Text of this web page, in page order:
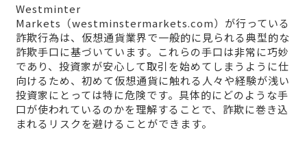
Westminter
Markets（westminstermarkets.com）が行っている
詐欺行為は、仮想通貨業界で一般的に見られる典型的な
詐欺手口に基づいています。これらの手口は非常に巧妙
であり、投資家が安心して取引を始めてしまうように仕
向けるため、初めて仮想通貨に触れる人々や経験が浅い
投資家にとっては特に危険です。具体的にどのような手
口が使われているのかを理解することで、詐欺に巻き込
まれるリスクを避けることができます。